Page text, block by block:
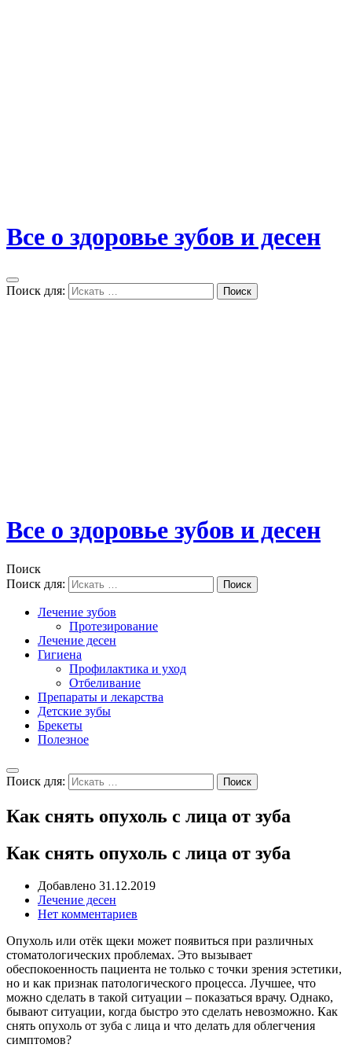
Все о здоровье зубов и десен
Поиск для: Поиск
Все о здоровье зубов и десен
Поиск
Поиск для:
Поиск
Лечение зубов
Протезирование
Лечение десен
Гигиена
Профилактика и уход
Отбеливание
Препараты и лекарства
Детские зубы
Брекеты
Полезное
Поиск для: Поиск
Как снять опухоль с лица от зуба
Как снять опухоль с лица от зуба
Добавлено 31.12.2019
Лечение десен
Нет комментариев
Опухоль или отёк щеки может появиться при различных
стоматологических проблемах. Это вызывает
обеспокоенность пациента не только с точки зрения эстетики,
но и как признак патологического процесса. Лучшее, что
можно сделать в такой ситуации – показаться врачу. Однако,
бывают ситуации, когда быстро это сделать невозможно. Как
снять опухоль от зуба с лица и что делать для облегчения
симптомов?